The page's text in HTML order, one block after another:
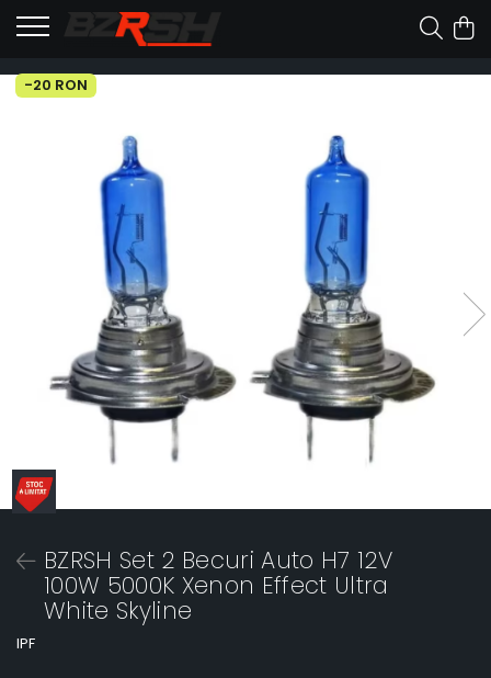
-20 RON
BZRSH Set 2 Becuri Auto H7 12V
100W 5000K Xenon Effect Ultra
White Skyline
IPF